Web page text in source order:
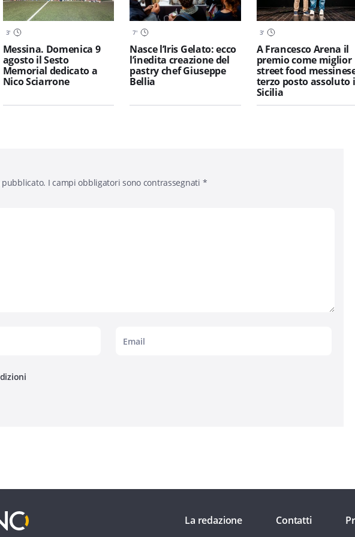
3'
Messina. Domenica 9
agosto il Sesto
Memorial dedicato a
Nico Sciarrone
7'
Nasce l’Iris Gelato: ecco
l’inedita creazione del
pastry chef Giuseppe
Bellia
3'
A Francesco Arena il
premio come miglior
street food
terzo posto assoluto
Sicilia
I campi obbligatori sono contrassegnati *
La redazione Contatti